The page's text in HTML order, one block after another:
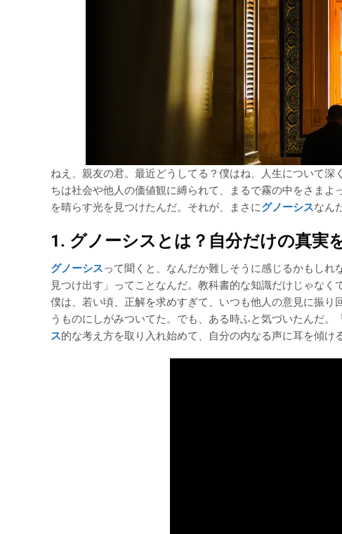
ねえ、親友の君。最近どうしてる？僕はね、人生について
ちは社会や他人の価値観に縛られて、まるで霧の中をさま
を晴らす光を見つけたんだ。それが、まさにグノーシスなん
1. グノーシスとは？自分だけの真実
グノーシスって聞くと、なんだか難しそうに感じるかもし
見つけ出す」ってことなんだ。教科書的な知識だけじゃなく
僕は、若い頃、正解を求めすぎて、いつも他人の意見に振
うものにしがみついてた。でも、ある時ふと気づいたんだ。
ス的な考え方を取り入れ始めて、自分の内なる声に耳を傾け